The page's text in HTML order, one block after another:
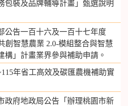
包裝及品牌輔導計畫」甄選說明
公告一百十六及一百十七年度
創智慧農業 2.0-模組整合與智慧
構」計畫業界參與補助申請。
年省工高效及碳匯農機補助實
政府地政局公告「辦理桃園市新